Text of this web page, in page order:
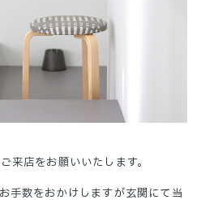
来店をお願いいたします。
手数をおかけしますが玄関にて当